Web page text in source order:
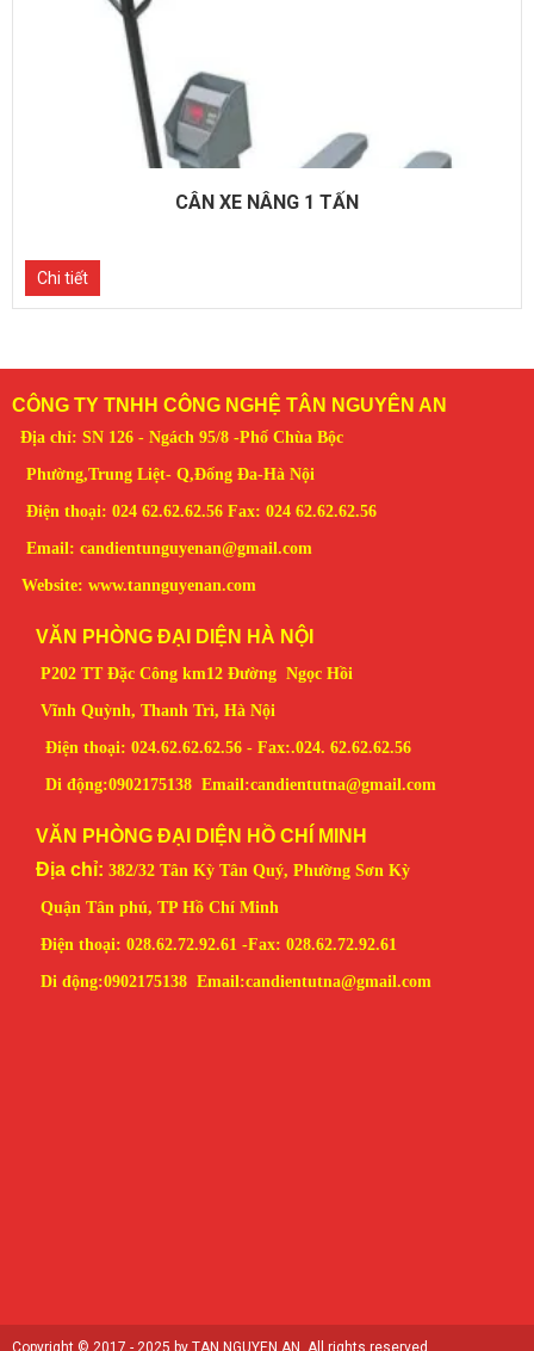
CÂN XE NÂNG 1 TẤN
Chi tiết
CÔNG TY TNHH CÔNG NGHỆ TÂN NGUYÊN AN
Địa chỉ: SN 126 - Ngách 95/8 -Phố Chùa Bộc
Phường,Trung Liệt- Q,Đống Đa-Hà Nội
Điện thoại: 024 62.62.62.56 Fax: 024 62.62.62.56
Email: candientunguyenan@gmail.com
Website: www.tannguyenan.com
VĂN PHÒNG ĐẠI DIỆN HÀ NỘI
P202 TT Đặc Công km12 Đường Ngọc Hồi
Vĩnh Quỳnh, Thanh Trì, Hà Nội
Điện thoại: 024.62.62.62.56 - Fax:.024. 62.62.62.56
Di động:0902175138 Email:candientutna@gmail.com
VĂN PHÒNG ĐẠI DIỆN HỒ CHÍ MINH
Địa chỉ: 382/32 Tân Kỳ Tân Quý, Phường Sơn Kỳ
Quận Tân phú, TP Hồ Chí Minh
Điện thoại: 028.62.72.92.61 -Fax: 028.62.72.92.61
Di động:0902175138 Email:candientutna@gmail.com
Copyright © 2017 - 2025 by TAN NGUYEN AN. All rights reserved